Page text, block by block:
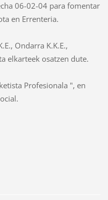
06-02-04 para fomentar
en Errenteria.
Ondarra K.K.E.,
elkarteek osatzen dute.
Profesionala ", en